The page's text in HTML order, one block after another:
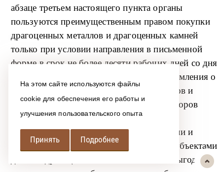
На этом сайте используются файлы
cookie для обеспечения его работы и
улучшения пользовательского опыта
Принять Подробнее
абзаце третьем настоящего пункта органы
пользуются преимущественным правом покупки
драгоценных металлов и драгоценных камней
только при условии направления в письменной
форме в срок не более десяти рабочих дней со дня
получения предложения о покупке уведомления о
намерении покупки драгоценных металлов и
драгоценных камней и заключения договоров
купли-продажи драгоценных металлов и
драгоценных камней с субъектами добычи и
производства драгоценных металлов и субъектами
добычи драгоценных камней на взаимовыгодных